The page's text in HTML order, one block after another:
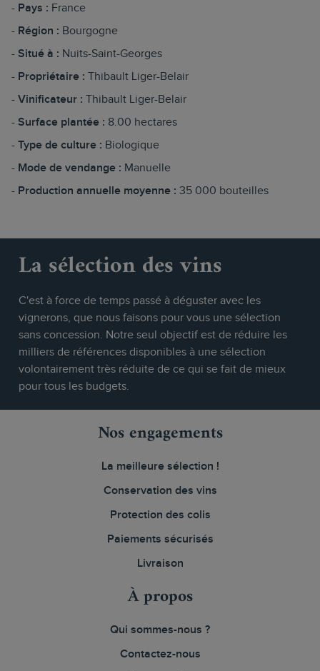
Pays : France
Région : Bourgogne
Situé à : Nuits-Saint-Georges
Propriétaire : Thibault Liger-Belair
Vinificateur : Thibault Liger-Belair
Surface plantée : 8.00 hectares
Type de culture : Biologique
Mode de vendange : Manuelle
Production annuelle moyenne : 35 000 bouteilles
La sélection des vins
C'est à force de temps passé à déguster avec les
vignerons, que nous faisons pour vous une sélection
sans concession. Notre seul objectif est de réduire les
milliers de références disponibles à une sélection
volontairement très réduite de ce qui se fait de mieux
pour tous les budgets.
Nos engagements
La meilleure sélection !
Conservation des vins
Protection des colis
Paiements sécurisés
Livraison
À propos
Qui sommes-nous ?
Contactez-nous